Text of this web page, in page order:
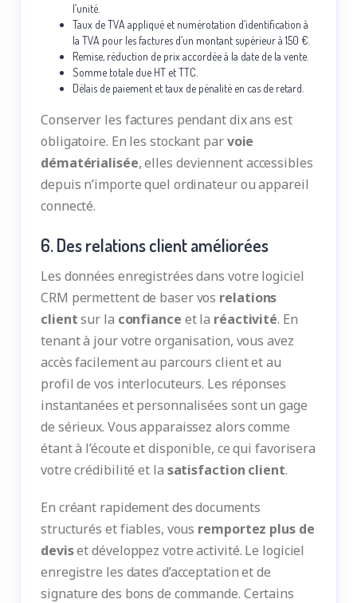
l’unité.
Taux de TVA appliqué et numérotation d’identification à
la TVA pour les factures d’un montant supérieur à 150 €.
Remise, réduction de prix accordée à la date de la vente.
Somme totale due HT et TTC.
Délais de paiement et taux de pénalité en cas de retard
Conserver les factures pendant dix ans est
obligatoire. En les stockant parvoie
dématérialisée, elles deviennent accessibles
depuis n’importe quel ordinateur ou appareil
connecté.
6. Des relations client améliorées
Les données enregistrées dans votre logiciel
CRM permettent de baser vos relations
clientsur la confiance et la réactivité. En
tenant à jour votre organisation, vous avez
accès facilement au parcours client et au
profil de vos interlocuteurs. Les réponses
instantanées et personnalisées sont un gage
de sérieux. Vous apparaissez alors comme
étant à l’écoute et disponible, ce qui favorisera
votre crédibilité et la satisfaction client.
En créant rapidement des documents
structurés et fiables, vous remportez plus de
deviset développez votre activité. Le logiciel
enregistre les dates d’acceptation et de
signature des bons de commande. Certains